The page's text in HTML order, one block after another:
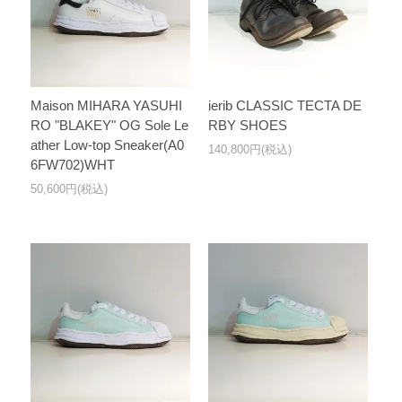
Maison MIHARA YASUHI
RO "BLAKEY" OG Sole Le
ather Low-top Sneaker(A0
6FW702)WHT
50,600円(税込)
ierib CLASSIC TECTA DE
RBY SHOES
140,800円(税込)